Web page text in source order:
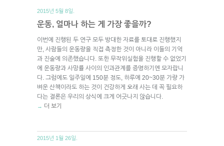
2015년 5월 8일.
운동, 얼마나 하는 게 가장 좋을까?
이번에 진행된 두 연구 모두 방대한 자료를 토대로 진행했지
만, 사람들의 운동량을 직접 측정한 것이 아니라 이들의 기억
과 진술에 의존했습니다. 또한 무작위실험을 진행할 수 없었기
에 운동량과 사망률 사이의 인과관계를 증명하기엔 모자랍니
다. 그럼에도 일주일에 150분 정도, 하루에 20~30분 가량 가
벼운 산책이라도 하는 것이 건강하게 오래 사는 데 꼭 필요하
다는 결론은 우리의 상식에 크게 어긋나지 않습니다.
→ 더 보기
2015년 1월 26일.